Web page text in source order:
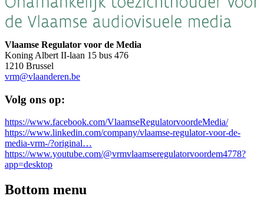
Vlaamse Regulator voor de Media
Koning Albert II-laan 15 bus 476
1210 Brussel
vrm@vlaanderen.be
Volg ons op:
https://www.facebook.com/VlaamseRegulatorvoordeMedia/
https://www.linkedin.com/company/vlaamse-regulator-voor-de-
media-vrm-/?original…
https://www.youtube.com/@vrmvlaamseregulatorvoordem4778?
app=desktop
Bottom menu